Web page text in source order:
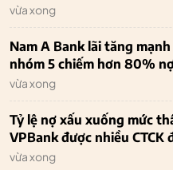
vừa xong
Nam A Bank lãi tăng
nhóm 5 chiếm hơn 80%
vừa xong
Tỷ lệ nợ xấu xuống mức
VPBank được nhiều CTCK
vừa xong